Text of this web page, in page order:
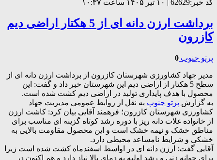
کد خبر:62629 | ۱۰ تیر ۱۴۰۵ ساعت ۱۰:۳۷
برداشت ارزن دانه ای از 5 هکتار اراضی دیم
کازرون
پرتو جنوب 0
مدیر جهاد کشاورزی شهرستان کازرون از برداشت ارزن دانه ای از
سطح 5 هکتار از اراضی دیم این شهرستان خبر داد و گفت: این
محصول با هدف پایداری تولید در اراضی دیم کشت شده است.
به گزارش پرتو جنوب به نقل از روابط عمومی مدیریت جهاد
کشاورزی شهرستان کازرون؛ فرهمند آقایی بیان کرد: کاشت ارزن
از خانواده غلات دانه ریز با دوره رشد کوتاه گزینه ای مناسب برای
مناطق خشک و نیمه خشک است و این محصول مقاومت بالایی به
خشکی و شرایط نامساعد محیطی دارد.
آقایی گفت: ارزن دانه ای در اواسط اسفندماه کشت شده است زیرا
برای جوانه زنی و رشد اولیه به دمای بالا نیاز دارد و هم اکنون در